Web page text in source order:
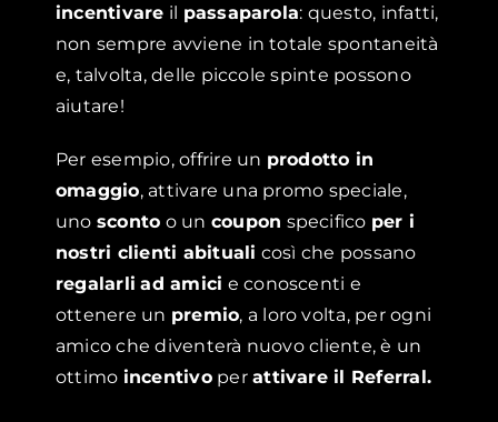
incentivare il passaparola: questo, infatti,
non sempre avviene in totale spontaneità
e, talvolta, delle piccole spinte possono
aiutare!
Per esempio, offrire un prodotto in
omaggio, attivare una promo speciale,
uno sconto o un coupon specifico per i
nostri clienti abituali così che possano
regalarli ad amici e conoscenti e
ottenere un premio, a loro volta, per ogni
amico che diventerà nuovo cliente, è un
ottimo incentivoperattivare il Referral.